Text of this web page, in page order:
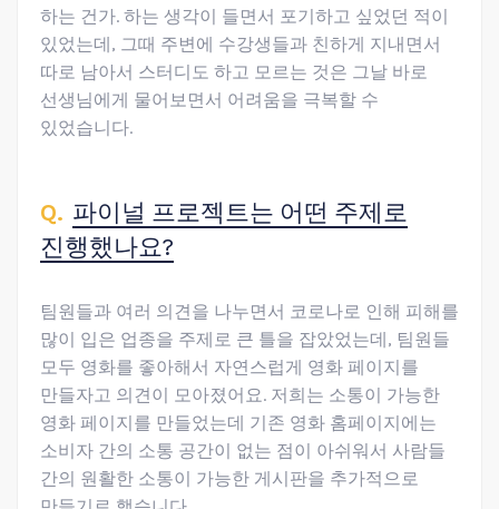
하는 건가. 하는 생각이 들면서 포기하고 싶었던 적이
있었는데, 그때 주변에 수강생들과 친하게 지내면서
따로 남아서 스터디도 하고 모르는 것은 그날 바로
선생님에게 물어보면서 어려움을 극복할 수
있었습니다.
파이널 프로젝트는 어떤 주제로
진행했나요?
팀원들과 여러 의견을 나누면서 코로나로 인해 피해를
많이 입은 업종을 주제로 큰 틀을 잡았었는데, 팀원들
모두 영화를 좋아해서 자연스럽게 영화 페이지를
만들자고 의견이 모아졌어요. 저희는 소통이 가능한
영화 페이지를 만들었는데 기존 영화 홈페이지에는
소비자 간의 소통 공간이 없는 점이 아쉬워서 사람들
간의 원활한 소통이 가능한 게시판을 추가적으로